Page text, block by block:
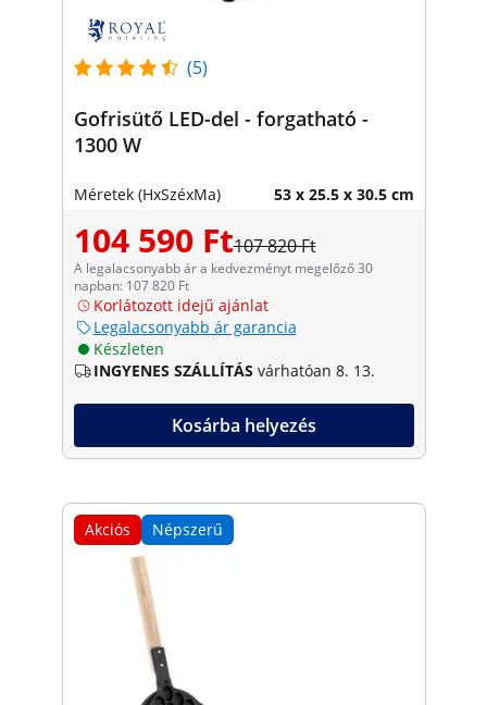
(5)
Gofrisütő LED-del - forgatható -
1300 W
Méretek (HxSzéxMa) 53 x 25.5 x 30.5 cm
104 590 Ft107 820 Ft
A legalacsonyabb ár a kedvezményt megelőző 30
napban: 107 820 Ft
Korlátozott idejű ajánlat
Legalacsonyabb ár garancia
Készleten
INGYENES SZÁLLÍTÁS várhatóan 8. 13.
Kosárba helyezés
Akciós Népszerű